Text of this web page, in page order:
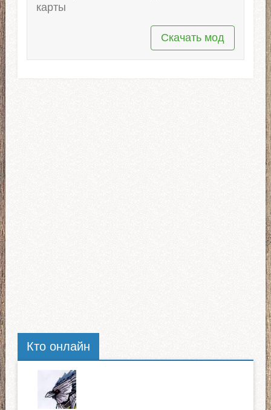
карты
Скачать мод
Кто онлайн